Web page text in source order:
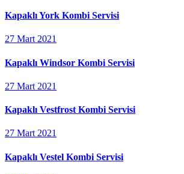
Kapaklı York Kombi Servisi
27 Mart 2021
Kapaklı Windsor Kombi Servisi
27 Mart 2021
Kapaklı Vestfrost Kombi Servisi
27 Mart 2021
Kapaklı Vestel Kombi Servisi